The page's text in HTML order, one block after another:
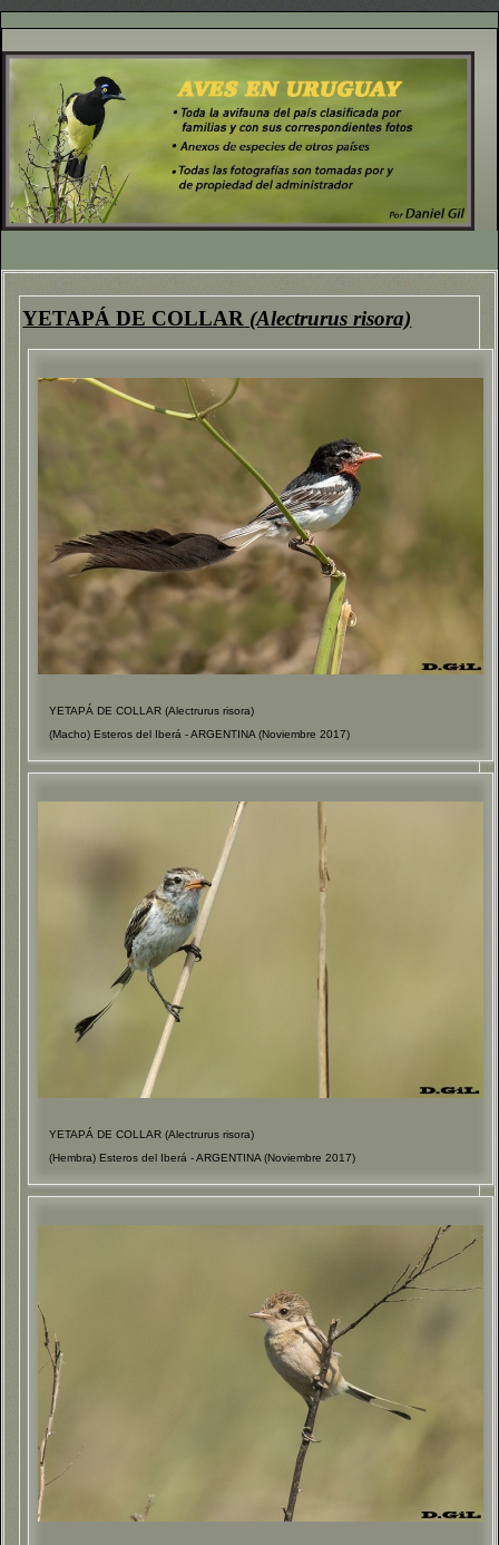
YETAPÁ DE COLLAR (Alectrurus risora)
YETAPÁ DE COLLAR (Alectrurus risora)
(Macho) Esteros del Iberá - ARGENTINA (Noviembre 2017)
YETAPÁ DE COLLAR (Alectrurus risora)
(Hembra) Esteros del Iberá - ARGENTINA (Noviembre 2017)